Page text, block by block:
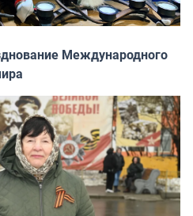
Международного